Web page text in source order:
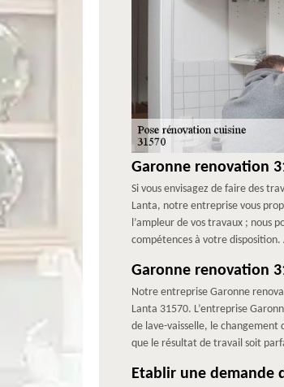
Garonne renovation
Si vous envisagez de faire des
Lanta, notre entreprise vous
l’ampleur de vos travaux ; nous
compétences à votre disposition.
Garonne renovation
Notre entreprise Garonne
Lanta 31570. L’entreprise
de lave-vaisselle, le changement
que le résultat de travail soit
Etablir une demande